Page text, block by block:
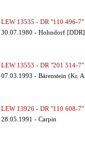
LEW 13535 - DR "110 496-7"
30.07.1980 - Hohndorf [DDR]
LEW 13553 - DR "201 514-7"
07.03.1993 - Bärenstein (Kr.
LEW 13926 - DR "110 608-7"
28.05.1991 - Carpin